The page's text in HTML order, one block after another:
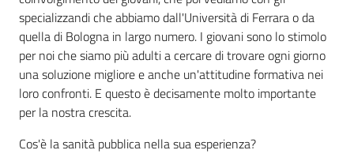
specializzandi che abbiamo dall'Università di Ferrara o da
quella di Bologna in largo numero. I giovani sono lo stimolo
per noi che siamo più adulti a cercare di trovare ogni giorno
una soluzione migliore e anche un'attitudine formativa nei
loro confronti. E questo è decisamente molto importante
per la nostra crescita.
Cos'è la sanità pubblica nella sua esperienza?